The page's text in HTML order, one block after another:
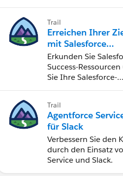
industriellen
Trail
Erreichen Ihrer
mit Salesforce
Customer Success
Erkunden Sie
Success-
Sie Ihre Salesforce-
Trail
Agentforce
für Slack
Verbessern Sie den
durch den Einsatz
Service und Slack.